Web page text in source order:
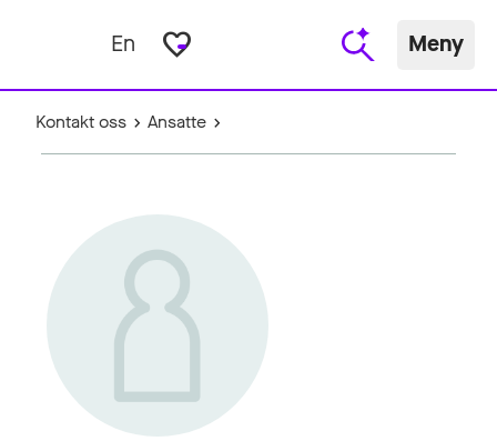
En favorite_border Meny
Kontakt oss Ansatte